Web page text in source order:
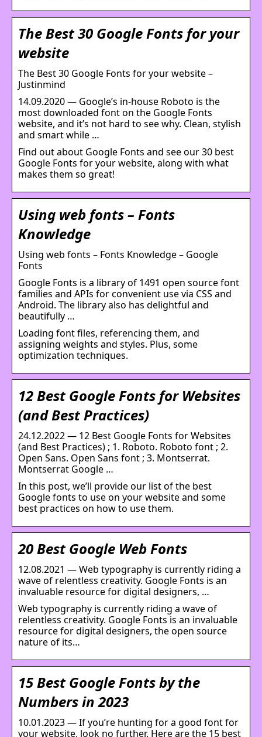
The Best 30 Google Fonts for your
website
The Best 30 Google Fonts for your website –
Justinmind
14.09.2020 — Google’s in-house Roboto is the
most downloaded font on the Google Fonts
website, and it’s not hard to see why. Clean, stylish
and smart while …
Find out about Google Fonts and see our 30 best
Google Fonts for your website, along with what
makes them so great!
Using web fonts – Fonts
Knowledge
Using web fonts – Fonts Knowledge – Google
Fonts
Google Fonts is a library of 1491 open source font
families and APIs for convenient use via CSS and
Android. The library also has delightful and
beautifully …
Loading font files, referencing them, and
assigning weights and styles. Plus, some
optimization techniques.
12 Best Google Fonts for Websites
(and Best Practices)
24.12.2022 — 12 Best Google Fonts for Websites
(and Best Practices) ; 1. Roboto. Roboto font ; 2.
Open Sans. Open Sans font ; 3. Montserrat.
Montserrat Google …
In this post, we’ll provide our list of the best
Google fonts to use on your website and some
best practices on how to use them.
20 Best Google Web Fonts
12.08.2021 — Web typography is currently riding a
wave of relentless creativity. Google Fonts is an
invaluable resource for digital designers, …
Web typography is currently riding a wave of
relentless creativity. Google Fonts is an invaluable
resource for digital designers, the open source
nature of its…
15 Best Google Fonts by the
Numbers in 2023
10.01.2023 — If you’re hunting for a good font for
your website, look no further. Here are the 15 best